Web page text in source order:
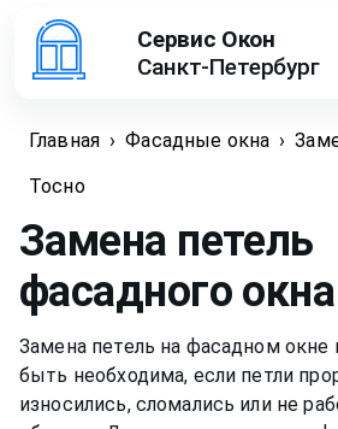
Сервис Окон
Санкт-Петербург
Главная › Фасадные окна ›
Тосно
Замена петель
фасадного окна
Замена петель на фасадном
быть необходима, если петли
износились, сломались или не